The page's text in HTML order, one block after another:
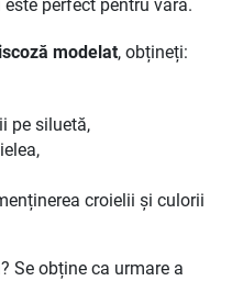
perfect pentru vară.
modelat, obțineți:
pe siluetă,
croielii și culorii
Se obține ca urmare a